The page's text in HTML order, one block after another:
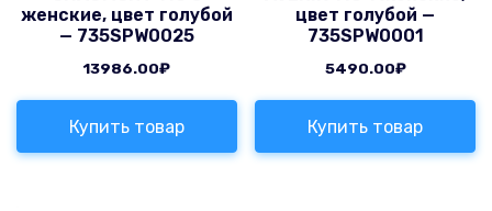
женские, цвет голубой
— 735SPW0025
13986.00₽
Купить товар
цвет голубой —
735SPW0001
5490.00₽
Купить товар